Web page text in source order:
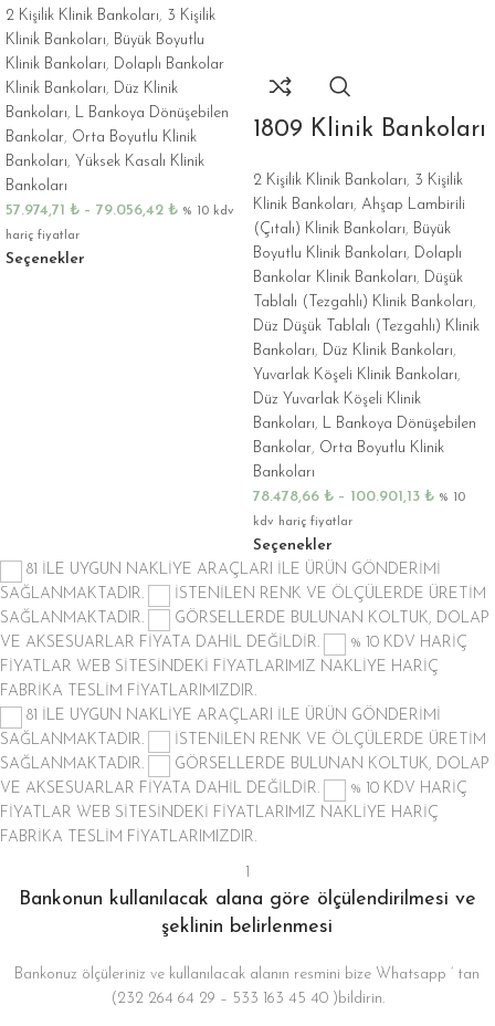
2 Kişilik Klinik Bankoları, 3 Kişilik
Klinik Bankoları, Büyük Boyutlu
Klinik Bankoları, Dolaplı Bankolar
Klinik Bankoları, Düz Klinik
Bankoları, L Bankoya Dönüşebilen
Bankolar, Orta Boyutlu Klinik
Bankoları, Yüksek Kasalı Klinik
Bankoları
57.974,71 ₺ – 79.056,42 ₺ % 10 kdv
hariç fiyatlar
Seçenekler
1809 Klinik Bankoları
2 Kişilik Klinik Bankoları, 3 Kişilik
Klinik Bankoları, Ahşap Lambirili
(Çıtalı) Klinik Bankoları, Büyük
Boyutlu Klinik Bankoları, Dolaplı
Bankolar Klinik Bankoları, Düşük
Tablalı (Tezgahlı) Klinik Bankoları,
Düz Düşük Tablalı (Tezgahlı) Klinik
Bankoları, Düz Klinik Bankoları,
Yuvarlak Köşeli Klinik Bankoları,
Düz Yuvarlak Köşeli Klinik
Bankoları, L Bankoya Dönüşebilen
Bankolar, Orta Boyutlu Klinik
Bankoları
78.478,66 ₺ – 100.901,13 ₺ % 10
kdv hariç fiyatlar
Seçenekler
81 İLE UYGUN NAKLİYE ARAÇLARI İLE ÜRÜN GÖNDERİMİ
SAĞLANMAKTADIR.
İSTENİLEN RENK VE ÖLÇÜLERDE ÜRETİM
SAĞLANMAKTADIR.
GÖRSELLERDE BULUNAN KOLTUK, DOLAP
VE AKSESUARLAR FİYATA DAHİL DEĞİLDİR.
% 10 KDV HARİÇ
FİYATLAR WEB SİTESİNDEKİ FİYATLARIMIZ NAKLİYE HARİÇ
FABRİKA TESLİM FİYATLARIMIZDIR.
81 İLE UYGUN NAKLİYE ARAÇLARI İLE ÜRÜN GÖNDERİMİ
SAĞLANMAKTADIR.
İSTENİLEN RENK VE ÖLÇÜLERDE ÜRETİM
SAĞLANMAKTADIR.
GÖRSELLERDE BULUNAN KOLTUK, DOLAP
VE AKSESUARLAR FİYATA DAHİL DEĞİLDİR.
% 10 KDV HARİÇ
FİYATLAR WEB SİTESİNDEKİ FİYATLARIMIZ NAKLİYE HARİÇ
FABRİKA TESLİM FİYATLARIMIZDIR.
1
Bankonun kullanılacak alana göre ölçülendirilmesi ve
şeklinin belirlenmesi
Bankonuz ölçüleriniz ve kullanılacak alanın resmini bize Whatsapp ‘ tan
(232 264 64 29 – 533 163 45 40 )bildirin.